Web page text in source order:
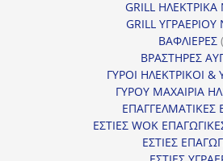
GRILL
GRILL
ΒΑΦΛΙΕΡΕΣ
ΒΡΑΣΤΗΡΕΣ
ΓΥΡΟΙ ΗΛΕΚΤΡΙΚΟΙ &
ΓΥΡΟΥ ΜΑΧΑΙΡΙΑ
ΕΠΑΓΓΕΛΜΑΤΙΚΕΣ
ΕΣΤΙΕΣ WOK
ΕΣΤΙΕΣ